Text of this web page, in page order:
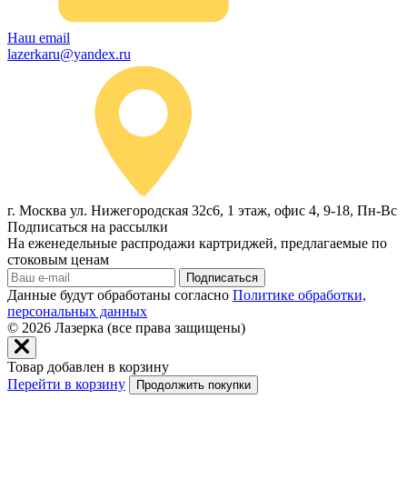
Наш email
lazerkaru@yandex.ru
г. Москва ул. Нижегородская 32с6, 1 этаж, офис 4, 9-18, Пн-Вс
Подписаться на рассылки
На еженедельные распродажи картриджей, предлагаемые по
стоковым ценам
Подписаться
Данные будут обработаны согласно Политике обработки,
персональных данных
© 2026 Лазерка (все права защищены)
Товар добавлен в корзину
Перейти в корзину
Продолжить покупки